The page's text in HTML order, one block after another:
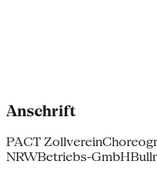
Anschrift
PACT Zollverein
NRWBetriebs-GmbH